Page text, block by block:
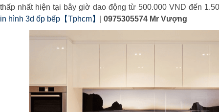
thấp nhất hiện tại bây giờ dao động từ 500.000 VND đến
in hình 3d ốp bếp【Tphcm】
0975305574 Mr Vượng